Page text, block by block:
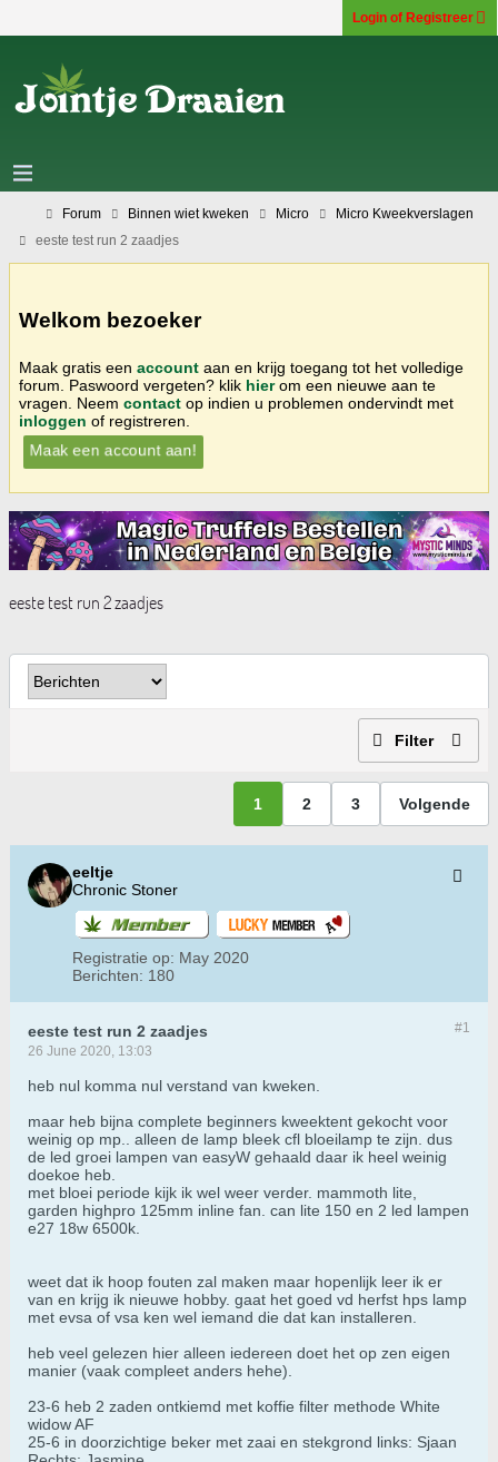
Login of Registreer
Forum Binnen wiet kweken Micro
Micro Kweekverslagen
eeste test run 2 zaadjes
Welkom bezoeker
Maak gratis een account aan en krijg toegang tot het volledige
forum. Paswoord vergeten? klik hierom een nieuwe aan te
vragen. Neem contact op indien u problemen ondervindt met
inloggen of registreren.
Maak een account aan!
eeste test run 2 zaadjes
Filter
1 2 3 Volgende
eeltje
Chronic Stoner
Registratie op: May 2020
Berichten: 180
#1
eeste test run 2 zaadjes
26 June 2020, 13:03
heb nul komma nul verstand van kweken.
maar heb bijna complete beginners kweektent gekocht voor
weinig op mp.. alleen de lamp bleek cfl bloeilamp te zijn. dus
de led groei lampen van easyW gehaald daar ik heel weinig
doekoe heb.
met bloei periode kijk ik wel weer verder. mammoth lite,
garden highpro 125mm inline fan. can lite 150 en 2 led lampen
e27 18w 6500k.
weet dat ik hoop fouten zal maken maar hopenlijk leer ik er
van en krijg ik nieuwe hobby. gaat het goed vd herfst hps lamp
met evsa of vsa ken wel iemand die dat kan installeren.
heb veel gelezen hier alleen iedereen doet het op zen eigen
manier (vaak compleet anders hehe).
23-6 heb 2 zaden ontkiemd met koffie filter methode White
widow AF
25-6 in doorzichtige beker met zaai en stekgrond links: Sjaan